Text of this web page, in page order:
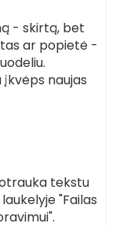
- skirtą, bet
ar popietė -
naujas
tekstu
"Failas